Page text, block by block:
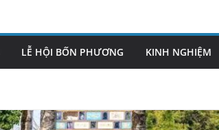
LỄ HỘI BỐN PHƯƠNG KINH NGHIỆM